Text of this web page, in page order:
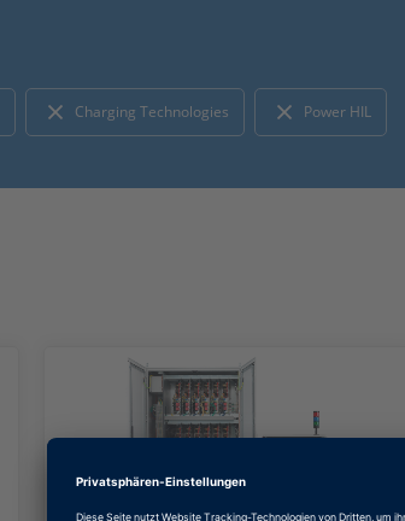
Charging Technologies Power HIL